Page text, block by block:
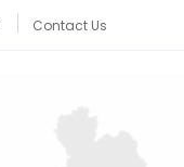
Contact Us